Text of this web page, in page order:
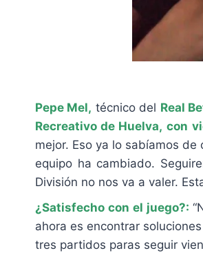
Pepe Mel, técnico del Real
Recreativo de Huelva, con
mejor. Eso ya lo sabíamos
equipo ha cambiado.
División no nos va a valer.
¿Satisfecho con el juego?:
ahora es encontrar
tres partidos paras seguir